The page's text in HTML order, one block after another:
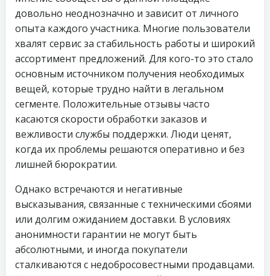
довольно неоднозначно и зависит от личного
опыта каждого участника. Многие пользователи
хвалят сервис за стабильность работы и широкий
ассортимент предложений. Для кого-то это стало
основным источником получения необходимых
вещей, которые трудно найти в легальном
сегменте. Положительные отзывы часто
касаются скорости обработки заказов и
вежливости службы поддержки. Люди ценят,
когда их проблемы решаются оперативно и без
лишней бюрократии.
Однако встречаются и негативные
высказывания, связанные с техническими сбоями
или долгим ожиданием доставки. В условиях
анонимности гарантии не могут быть
абсолютными, и иногда покупатели
сталкиваются с недобросовестными продавцами.